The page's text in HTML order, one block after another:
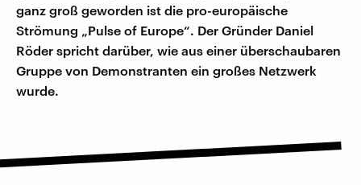
ganz groß geworden ist die pro-europäische
Strömung „Pulse of Europe“. Der Gründer Daniel
Röder spricht darüber, wie aus einer überschaubaren
Gruppe von Demonstranten ein großes Netzwerk
wurde.